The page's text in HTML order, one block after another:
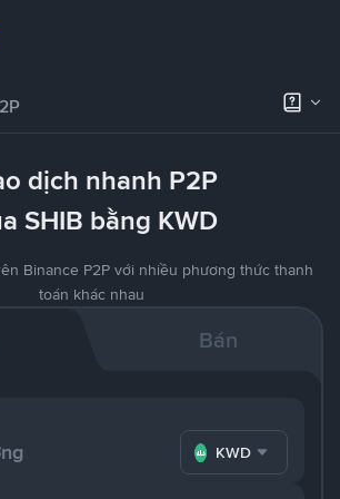
dịch nhanh P2P
SHIB bằng KWD
Binance P2P với nhiều phương thức thanh
toán khác nhau
Bán
KWD